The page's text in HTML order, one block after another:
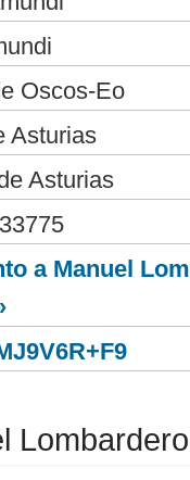
Oscos-Eo
Asturias
Asturias
33775
a Manuel